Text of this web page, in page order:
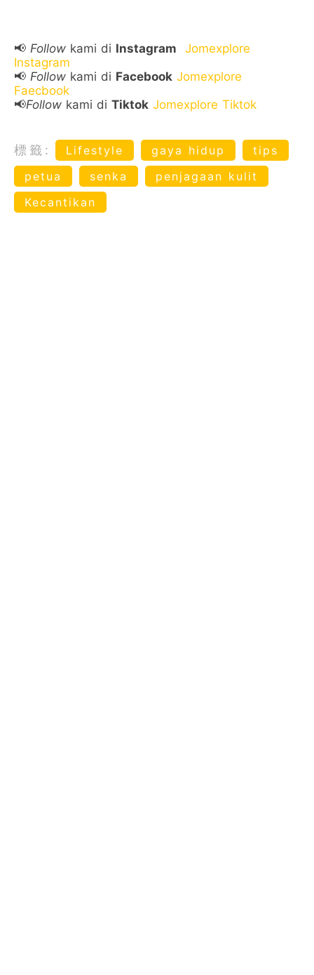
📢 Follow kami di Instagram
Jomexplore
Instagram
📢 Follow kami di Facebook Jomexplore
Faecbook
📢Follow kami di Tiktok Jomexplore Tiktok
標籤: Lifestyle gaya hidup
tips
petua
senka
penjagaan kulit
Kecantikan